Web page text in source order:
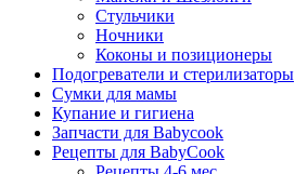
Стульчики
Ночники
Коконы и позиционеры
Подогреватели и стерилизаторы
Сумки для мамы
Купание и гигиена
Запчасти для Babycook
Рецепты для BabyCook